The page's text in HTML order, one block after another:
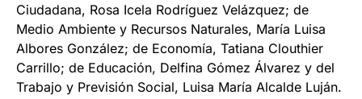
Ciudadana, Rosa Icela Rodríguez Velázquez; de
Medio Ambiente y Recursos Naturales, María Luisa
Albores González; de Economía, Tatiana Clouthier
Carrillo; de Educación, Delfina Gómez Álvarez y del
Trabajo y Previsión Social, Luisa María Alcalde Luján.